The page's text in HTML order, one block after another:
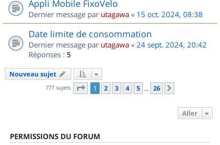
Appli Mobile FixoVelo
Dernier message par utagawa « 15 oct. 2024, 08:38
Date limite de consommation
Dernier message par utagawa « 24 sept. 2024, 20:42
Réponses : 5
Nouveau sujet
777 sujets Page 1sur
1 2 3 4 5 … 26
Aller
PERMISSIONS DU FORUM